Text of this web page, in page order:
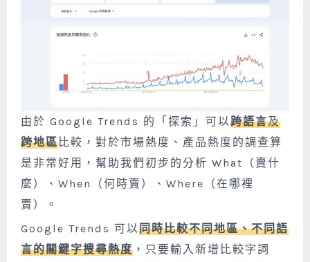
由於 Google Trends 的「探索」可以跨語言及
跨地區比較，對於市場熱度、產品熱度的調查算
是非常好用，幫助我們初步的分析 What（賣什
麼）、When（何時賣）、Where（在哪裡
賣）。
Google Trends 可以同時比較不同地區、不同語
言的關鍵字搜尋熱度 ，只要輸入新增比較字詞